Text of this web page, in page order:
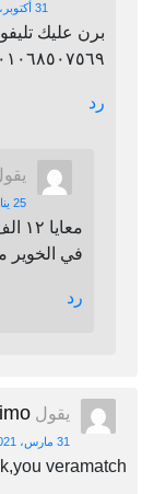
31 أكتوبر، 2021 الساعة 10:53 م
برن عليك
٠١٠٦٨٥٠٧٥٦٩
رد
25 يناير، 2022 الساعة 3:13 م
في
رد
يقول
31 مارس، 2021 الساعة 4:33 م
veramatch